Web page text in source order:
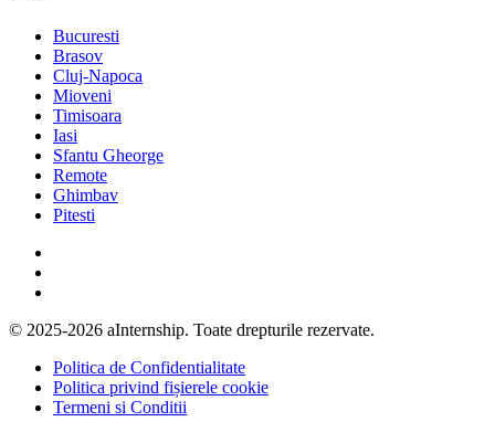
Bucuresti
Brasov
Cluj-Napoca
Mioveni
Timisoara
Iasi
Sfantu Gheorge
Remote
Ghimbav
Pitesti
© 2025-2026 aInternship. Toate drepturile rezervate.
Politica de Confidentialitate
Politica privind fișierele cookie
Termeni si Conditii